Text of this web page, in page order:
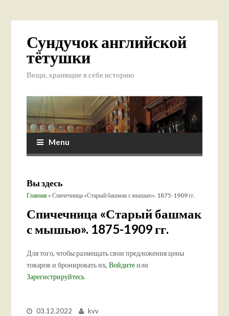
Сундучок английской
тётушки
Вещи, хранящие в себе историю
Menu
Вы здесь
Главная » Спичечница «Старый башмак с мышью». 1875-1909 гг.
Спичечница «Старый башмак
с мышью». 1875-1909 гг.
Для того, чтобы размещать свои предложения цены
товаров и бронировать их,Войдитеили
Зарегистрируйтесь
03.12.2022 kvv